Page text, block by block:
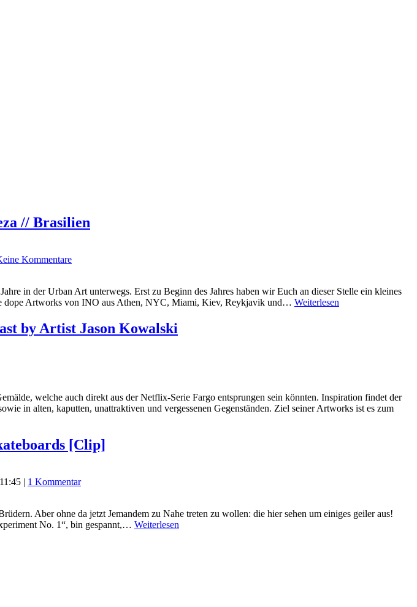
// Brasilien
Kommentare
in der Urban Art unterwegs. Erst zu Beginn des Jahres haben wir Euch an dieser Stelle ein kleines
dope Artworks von INO aus Athen, NYC, Miami, Kiev, Reykjavik und… Weiterlesen
by Artist Jason Kowalski
welche auch direkt aus der Netflix-Serie Fargo entsprungen sein könnten. Inspiration findet der
in alten, kaputten, unattraktiven und vergessenen Gegenständen. Ziel seiner Artworks ist es zum
[Clip]
| 1 Kommentar
Aber ohne da jetzt Jemandem zu Nahe treten zu wollen: die hier sehen um einiges geiler aus!
No. 1“, bin gespannt,… Weiterlesen